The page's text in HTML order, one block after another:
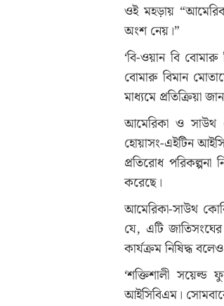
ওই মহড়ায়
অংশ নেয়।”
‘বি-ওয়ান বি
বোমারু বিমান
মাধ্যমে প্রতিক্রিয়া
আমেরিকা ও সাউথ
হোয়াসং-এইটিন
প্রতিরোধ
করেছে।
আমেরিকা-সাউথ
যে, এটি
কার্যক্রম নিষিদ্ধ
‘শক্তিশালী সয়েল্ড
আইসিবিএম।